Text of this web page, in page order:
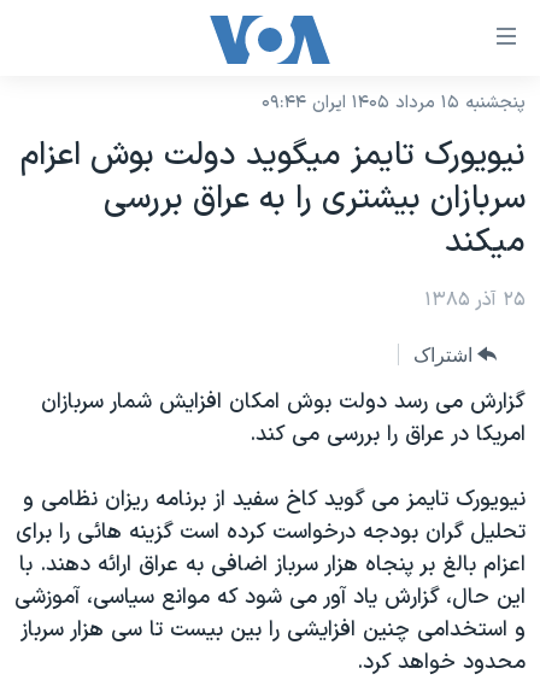
لینکهای
دسترسی
جهش
محتوای
اصلی
به
صفحه
جهش
به
نسخه سبک وب‌سایت
موضوع ها
ایران
آمریکا
جهان
ورزشی
گزیده‌ها
ویدیوها
فرهنگ و زندگی
حقوق شهروندی
اقتصادی
برنامه های تلویزیونی
جدول برنامه ها
صفحه‌های ویژه
جام جهانی ۲۰۲۶
عملیات خشم حماسی
بایگانی برنامه‌های تلویزیونی
مستندها
انتخابات ریاست جمهوری آمریکا ۲۰۲۴
حمله جمهوری اسلامی به اسرائیل
فرکانس‌های صدای آمریکا
پخش رادیویی
یادگیری زبان انگلیسی
دنبال کنید
پنجشنبه ۱۵ مرداد ۱۴۰۵ ایران ۰۹:۴۴
نيويورک تايمز ميگويد دولت بوش اعزام
سربازان بيشتری را به عراق بررسی
ميکند
۲۵ آذر ۱۳۸۵
اشتراک
گزارش می رسد دولت بوش امکان افزایش شمار سربازان
امریکا در عراق را بررسی می کند.
نیویورک تایمز می گوید کاخ سفید از برنامه ریزان نظامی و
تحلیل گران بودجه درخواست کرده است گزینه هائی را برای
اعزام بالغ بر پنجاه هزار سرباز اضافی به عراق ارائه دهند. با
این حال، گزارش یاد آور می شود که موانع سیاسی، آموزشی
و استخدامی چنین افزایشی را بین بيست تا سی هزار سرباز
محدود خواهد کرد.